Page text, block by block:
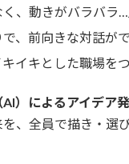
、動きがバラバラ…
、前向きな対話が
キイキとした職場を
AI）によるアイデア
、全員で描き・選